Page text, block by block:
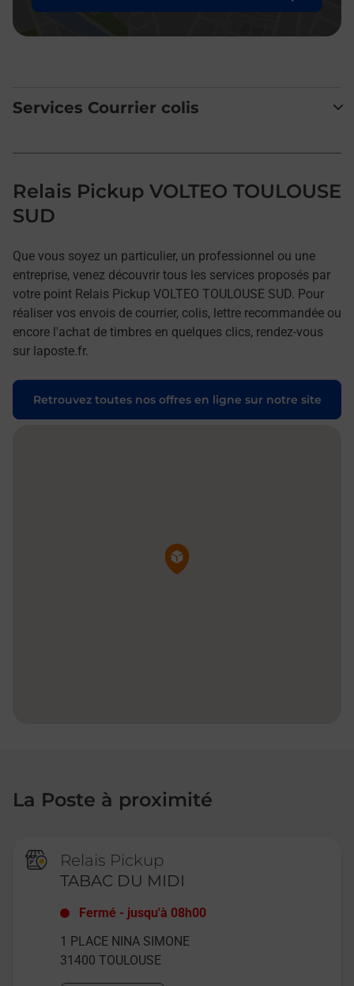
Services Courrier colis
Relais Pickup VOLTEO TOULOUSE
SUD
Que vous soyez un particulier, un professionnel ou une
entreprise, venez découvrir tous les services proposés par
votre point Relais Pickup VOLTEO TOULOUSE SUD. Pour
réaliser vos envois de courrier, colis, lettre recommandée ou
encore l'achat de timbres en quelques clics, rendez-vous
sur laposte.fr.
Retrouvez toutes nos offres en ligne sur notre site
Pin de la carte
La Poste à proximité
Relais Pickup
TABAC DU MIDI
Fermé - jusqu'à 08h00
1 PLACE NINA SIMONE
31400 TOULOUSE